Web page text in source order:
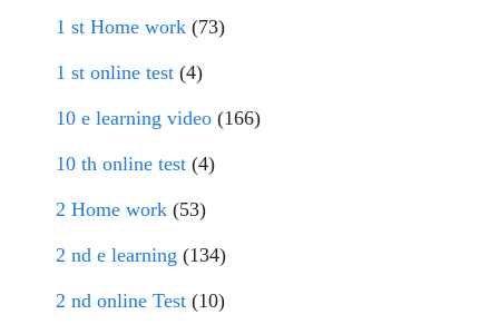
1 st Home work (73)
1 st online test (4)
10 e learning video (166)
10 th online test (4)
2 Home work (53)
2 nd e learning (134)
2 nd online Test (10)